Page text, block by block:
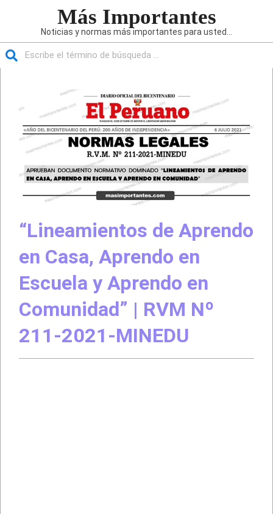
Más Importantes
Noticias y normas más importantes para usted...
navegación
“Lineamientos de Aprendo
en Casa, Aprendo en
Escuela y Aprendo en
Comunidad” | RVM Nº
211-2021-MINEDU